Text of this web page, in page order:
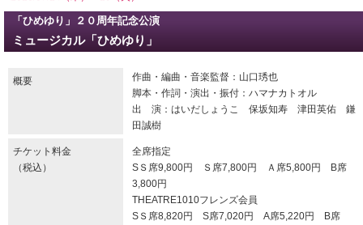
「ひめゆり」２０周年記念公演
ミュージカル「ひめゆり」
概要
作曲・編曲・音楽監督：山口琇也
脚本・作詞・演出・振付：ハマナカトオル
出 演：はいだしょうこ 保坂知寿 津田英佑 鎌
田誠樹
チケット料金
（税込）
全席指定
SＳ席9,800円 Ｓ席7,800円 Ａ席5,800円 B席
3,800円
THEATRE1010フレンズ会員
SＳ席8,820円 S席7,020円 A席5,220円 B席